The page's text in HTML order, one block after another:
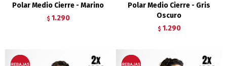
Polar Medio Cierre - Marino
$ 1.290
Polar Medio Cierre - Gris
Oscuro
$ 1.290